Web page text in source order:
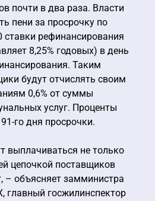
почти в два раза. Власти
пени за просрочку по
рефинансирования
8,25% годовых) в день
Таким
будут отчислять своим
0,6% от суммы
услуг. Проценты
го дня просрочки.
выплачиваться не только
цепочкой поставщиков
– объясняет замминистра
главный госжилинспектор